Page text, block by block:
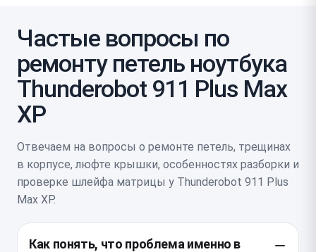
Частые вопросы по
ремонту петель ноутбука
Thunderobot 911 Plus Max
XP
Отвечаем на вопросы о ремонте петель, трещинах
в корпусе, люфте крышки, особенностях разборки и
проверке шлейфа матрицы у Thunderobot 911 Plus
Max XP.
Как понять, что проблема именно в